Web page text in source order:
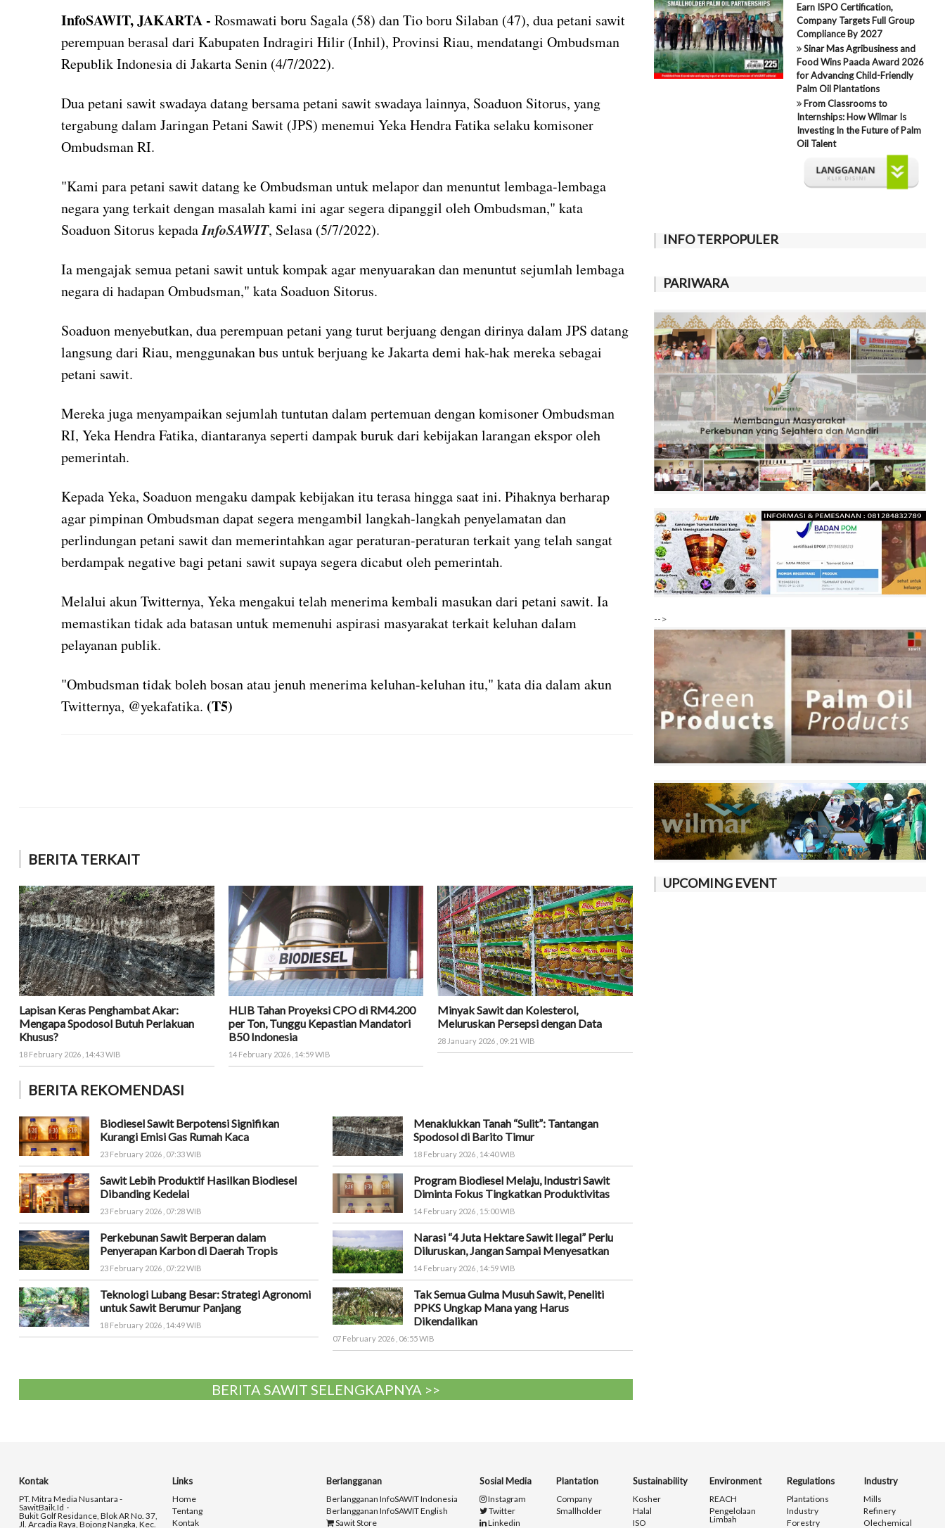
InfoSAWIT, JAKARTA - Rosmawati boru Sagala (58) dan Tio boru Silaban (47), dua petani sawit
perempuan berasal dari Kabupaten Indragiri Hilir (Inhil), Provinsi Riau, mendatangi Ombudsman
Republik Indonesia di Jakarta Senin (4/7/2022).
Dua petani sawit swadaya datang bersama petani sawit swadaya lainnya, Soaduon Sitorus, yang
tergabung dalam Jaringan Petani Sawit (JPS) menemui Yeka Hendra Fatika selaku komisoner
Ombudsman RI.
"Kami para petani sawit datang ke Ombudsman untuk melapor dan menuntut lembaga-lembaga
negara yang terkait dengan masalah kami ini agar segera dipanggil oleh Ombudsman," kata
Soaduon Sitorus kepadaInfoSAWIT, Selasa (5/7/2022).
Ia mengajak semua petani sawit untuk kompak agar menyuarakan dan menuntut sejumlah lembaga
negara di hadapan Ombudsman," kata Soaduon Sitorus.
Soaduon menyebutkan, dua perempuan petani yang turut berjuang dengan dirinya dalam JPS datang
langsung dari Riau, menggunakan bus untuk berjuang ke Jakarta demi hak-hak mereka sebagai
petani sawit.
Mereka juga menyampaikan sejumlah tuntutan dalam pertemuan dengan komisoner Ombudsman
RI, Yeka Hendra Fatika, diantaranya seperti dampak buruk dari kebijakan larangan ekspor oleh
pemerintah.
Kepada Yeka, Soaduon mengaku dampak kebijakan itu terasa hingga saat ini. Pihaknya berharap
agar pimpinan Ombudsman dapat segera mengambil langkah-langkah penyelamatan dan
perlindungan petani sawit dan memerintahkan agar peraturan-peraturan terkait yang telah sangat
berdampak negative bagi petani sawit supaya segera dicabut oleh pemerintah.
Melalui akun Twitternya, Yeka mengakui telah menerima kembali masukan dari petani sawit. Ia
memastikan tidak ada batasan untuk memenuhi aspirasi masyarakat terkait keluhan dalam
pelayanan publik.
"Ombudsman tidak boleh bosan atau jenuh menerima keluhan-keluhan itu," kata dia dalam akun
Twitternya, @yekafatika. (T5)
BERITA TERKAIT
Lapisan Keras Penghambat Akar:
Mengapa Spodosol Butuh Perlakuan
Khusus?
18 February 2026 , 14:43 WIB
HLIB Tahan Proyeksi CPO di RM4.200
per Ton, Tunggu Kepastian Mandatori
B50 Indonesia
14 February 2026 , 14:59 WIB
Minyak Sawit dan Kolesterol,
Meluruskan Persepsi dengan Data
28 January 2026 , 09:21 WIB
BERITA REKOMENDASI
Biodiesel Sawit Berpotensi Signifikan
Kurangi Emisi Gas Rumah Kaca
23 February 2026 , 07:33 WIB
Sawit Lebih Produktif Hasilkan Biodiesel
Dibanding Kedelai
23 February 2026 , 07:28 WIB
Perkebunan Sawit Berperan dalam
Penyerapan Karbon di Daerah Tropis
23 February 2026 , 07:22 WIB
Teknologi Lubang Besar: Strategi Agronomi
untuk Sawit Berumur Panjang
18 February 2026 , 14:49 WIB
Menaklukkan Tanah “Sulit”: Tantangan
Spodosol di Barito Timur
18 February 2026 , 14:40 WIB
Program Biodiesel Melaju, Industri Sawit
Diminta Fokus Tingkatkan Produktivitas
14 February 2026 , 15:00 WIB
Narasi “4 Juta Hektare Sawit Ilegal” Perlu
Diluruskan, Jangan Sampai Menyesatkan
14 February 2026 , 14:59 WIB
Tak Semua Gulma Musuh Sawit, Peneliti
PPKS Ungkap Mana yang Harus
Dikendalikan
07 February 2026 , 06:55 WIB
BERITA SAWIT SELENGKAPNYA >>
Earn ISPO Certification,
Company Targets Full Group
Compliance By 2027
Sinar Mas Agribusiness and
Food Wins Paacla Award 2026
for Advancing Child-Friendly
Palm Oil Plantations
From Classrooms to
Internships: How Wilmar Is
Investing In the Future of Palm
Oil Talent
INFO TERPOPULER
PARIWARA
-->
UPCOMING EVENT
Kontak
PT. Mitra Media Nusantara -
SawitBaik.id
Bukit Golf Residance, Blok AR No. 37,
Jl. Arcadia Raya, Bojong Nangka, Kec.
Links
Home
Tentang
Kontak
Berlangganan
Berlangganan InfoSAWIT Indonesia
Berlangganan InfoSAWIT English
Sawit Store
Sosial Media
Instagram
Twitter
Linkedin
Plantation
Company
Smallholder
Sustainability
Kosher
Halal
ISO
Environment
REACH
Pengelolaan
Limbah
Regulations
Plantations
Industry
Forestry
Industry
Mills
Refinery
Olechemical